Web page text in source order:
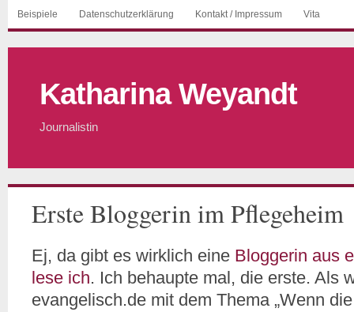
Beispiele Datenschutzerklärung Kontakt / Impressum Vita
Katharina Weyandt
Journalistin
Erste Bloggerin im Pflegeheim
Ej, da gibt es wirklich eine Bloggerin aus
lese ich. Ich behaupte mal, die erste. Als
evangelisch.de mit dem Thema „Wenn